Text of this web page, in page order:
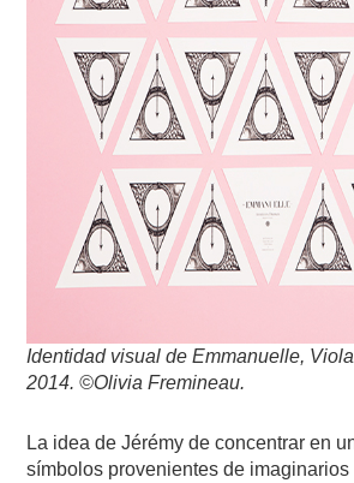
Identidad visual de Emmanuelle,
2014. ©Olivia Fremineau.
La idea de Jérémy de concentrar en
símbolos provenientes de imaginarios